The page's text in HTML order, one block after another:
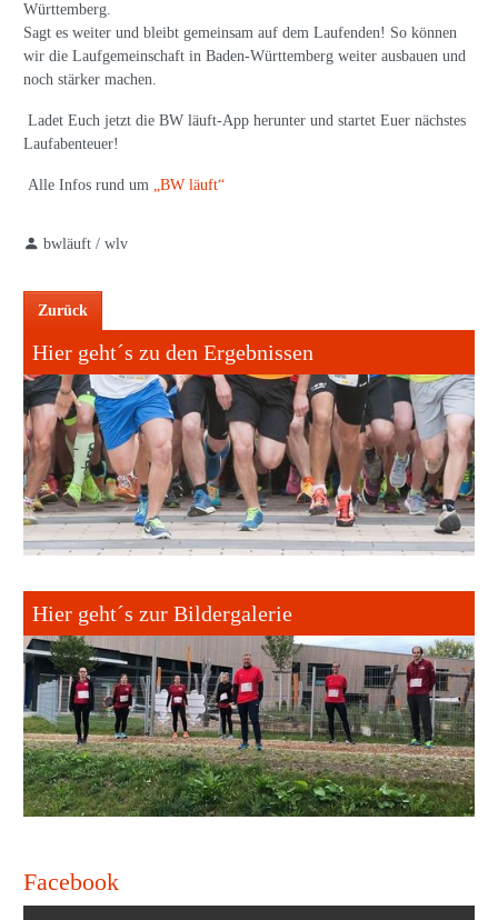
Württemberg.
Sagt es weiter und bleibt gemeinsam auf dem Laufenden! So können
wir die Laufgemeinschaft in Baden-Württemberg weiter ausbauen und
noch stärker machen.
Ladet Euch jetzt die BW läuft-App herunter und startet Euer nächstes
Laufabenteuer!
Alle Infos rund um „BW läuft“
bwläuft / wlv
Zurück
Hier geht´s zu den Ergebnissen
Hier geht´s zur Bildergalerie
Facebook